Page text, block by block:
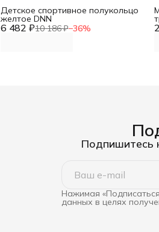
6 482 ₽10 186 ₽−36%
Детское спортивное полукольцо
желтое DNN
Подпишитесь
Нажимая
данных в целях